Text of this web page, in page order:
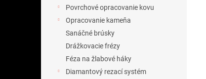
Povrchové opracovanie kovu
Opracovanie kameňa
Sanáčné brúsky
Drážkovacie frézy
Féza na žlabové háky
Diamantový rezací systém